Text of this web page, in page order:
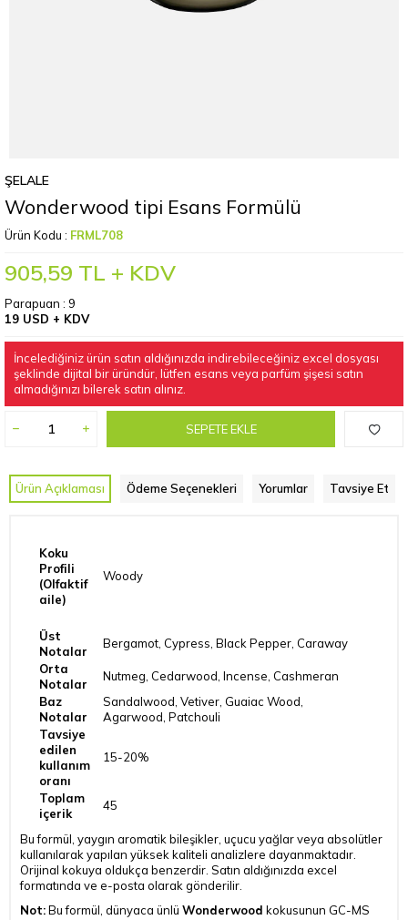
ŞELALE
Wonderwood tipi Esans Formülü
Ürün Kodu : FRML708
905,59 TL + KDV
Parapuan : 9
19 USD + KDV
İncelediğiniz ürün satın aldığınızda indirebileceğiniz excel dosyası
şeklinde dijital bir üründür, lütfen esans veya parfüm şişesi satın
almadığınızı bilerek satın alınız.
SEPETE EKLE
Ürün Açıklaması Ödeme Seçenekleri Yorumlar Tavsiye Et
Koku
Profili
(Olfaktif
aile)
Woody
Üst
Notalar
Bergamot, Cypress, Black Pepper, Caraway
Orta
Notalar
Nutmeg, Cedarwood, Incense, Cashmeran
Baz
Notalar
Sandalwood, Vetiver, Guaiac Wood,
Agarwood, Patchouli
Tavsiye
edilen
kullanım
oranı
15-20%
Toplam
içerik
45
Bu formül, yaygın aromatik bileşikler, uçucu yağlar veya absolütler
kullanılarak yapılan yüksek kaliteli analizlere dayanmaktadır.
Orijinal kokuya oldukça benzerdir. Satın aldığınızda excel
formatında ve e-posta olarak gönderilir.
Not:Bu formül, dünyaca ünlü Wonderwood kokusunun GC-MS